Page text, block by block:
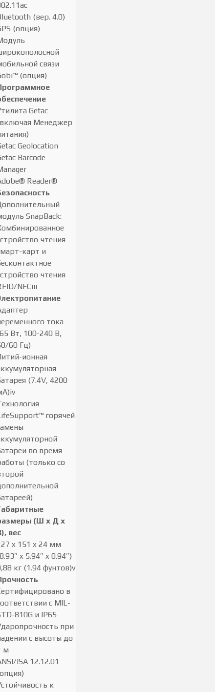
(вер. 4.0)
(опция)
связи
(опция)
Getac
Менеджер
Geolocation
Barcode
Reader®
SnapBack:
чтения
карт и
чтения
NFCiii
тока
Вт, 100-240 В,
60 Гц)
ионная
(7.4V, 4200
горячей
во время
(только со
(Ш x Д x
вес
x 151 x 24 мм
x 5.94″ x 0.94″)
кг (1.94 фунтов)v
в
с MIL-
810G и IP65
при
с высоты до
м
ISA 12.12.01
к